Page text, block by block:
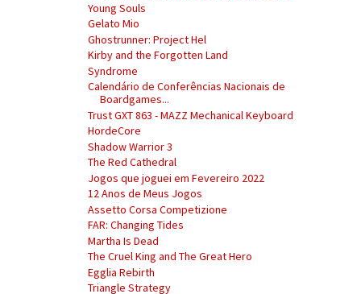
Young Souls
Gelato Mio
Ghostrunner: Project Hel
Kirby and the Forgotten Land
Syndrome
Calendário de Conferências Nacionais de
Boardgames...
Trust GXT 863 - MAZZ Mechanical Keyboard
HordeCore
Shadow Warrior 3
The Red Cathedral
Jogos que joguei em Fevereiro 2022
12 Anos de Meus Jogos
Assetto Corsa Competizione
FAR: Changing Tides
Martha Is Dead
The Cruel King and The Great Hero
Egglia Rebirth
Triangle Strategy